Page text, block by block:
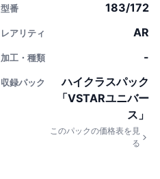
型番 183/172
レアリティ AR
加工・種類 -
収録パック
ハイクラスパック
「VSTARユニバー
ス」
このパックの価格表を見
る